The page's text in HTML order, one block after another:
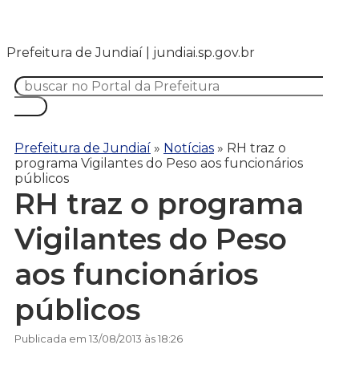
Prefeitura de Jundiaí | jundiai.sp.gov.br
Prefeitura de Jundiaí » Notícias » RH traz o
programa Vigilantes do Peso aos funcionários
públicos
RH traz o programa
Vigilantes do Peso
aos funcionários
públicos
Publicada em 13/08/2013 às 18:26